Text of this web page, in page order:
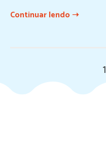
Continuar lendo ➝
1